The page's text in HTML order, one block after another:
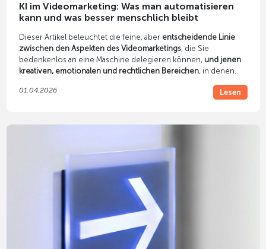
KI im Videomarketing: Was man automatisieren
kann und was besser menschlich bleibt
Dieser Artikel beleuchtet die feine, aber entscheidende Linie
zwischen den Aspekten des Videomarketings, die Sie
bedenkenlos an eine Maschine delegieren können, und jenen
kreativen, emotionalen und rechtlichen Bereichen, in denen
Nur wer diese Symbiose versteht, wird langfristig Kampagnen
01.04.2026 Lesen